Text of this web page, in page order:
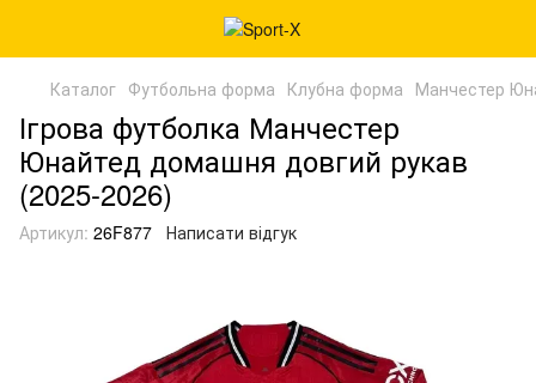
Каталог Футбольна форма Клубна форма Манчестер
Ігрова футболка Манчестер
Юнайтед домашня довгий рукав
(2025-2026)
Артикул: 26F877 Написати відгук